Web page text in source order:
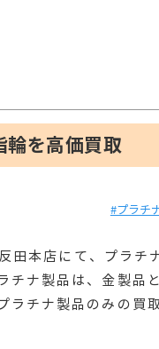
輪を高価買取
#プラチ
田本店にて、プラチ
チナ製品は、金製品
ラチナ製品のみの買